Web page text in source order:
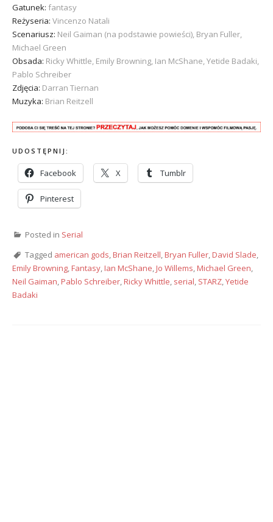
Gatunek: fantasy
Reżyseria: Vincenzo Natali
Scenariusz: Neil Gaiman (na podstawie powieści), Bryan Fuller,
Michael Green
Obsada: Ricky Whittle, Emily Browning, Ian McShane, Yetide Badaki,
Pablo Schreiber
Zdjęcia: Darran Tiernan
Muzyka: Brian Reitzell
UDOSTĘPNIJ:
Facebook X Tumblr
Pinterest
Posted in Serial
Tagged american gods,Brian Reitzell,Bryan Fuller,David Slade,
Emily Browning,Fantasy,Ian McShane,Jo Willems,Michael Green,
Neil Gaiman,Pablo Schreiber,Ricky Whittle, serial, STARZ,Yetide
Badaki